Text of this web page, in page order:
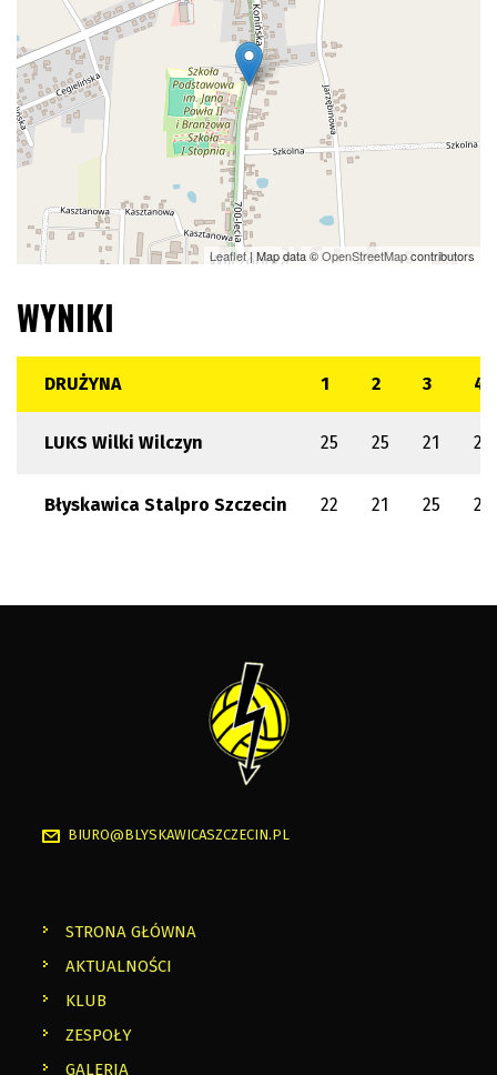
Leaflet| Map data ©OpenStreetMapcontributors
WYNIKI
DRUŻYNA 1 2 3 4
LUKS Wilki Wilczyn 25 25 21 26
Błyskawica Stalpro Szczecin 22 21 25 24
BIURO@BLYSKAWICASZCZECIN.PL
STRONA GŁÓWNA
AKTUALNOŚCI
KLUB
ZESPOŁY
GALERIA